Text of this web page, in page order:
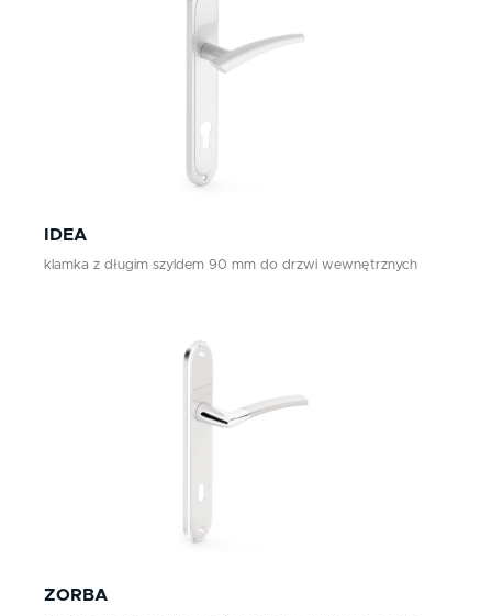
IDEA
klamka z długim szyldem 90 mm do drzwi wewnętrznych
ZORBA